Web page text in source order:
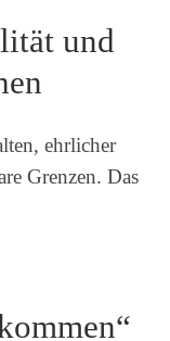
und
ehrlicher
Grenzen. Das